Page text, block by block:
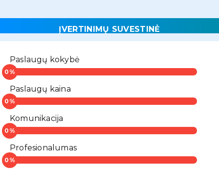
ĮVERTINIMŲ SUVESTINĖ
Paslaugų kokybė
Paslaugų kaina
Komunikacija
Profesionalumas